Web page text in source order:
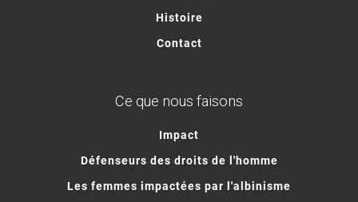
Histoire
Contact
Ce que nous faisons
Impact
Défenseurs des droits de l'homme
Les femmes impactées par l'albinisme